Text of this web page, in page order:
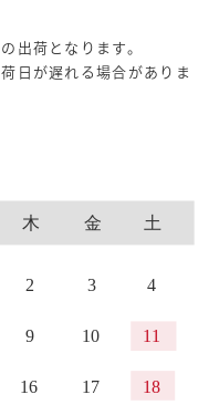
出荷となります。
日が遅れる場合がありま